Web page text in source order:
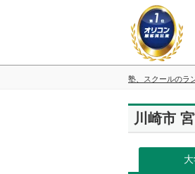
塾、スクールのラ
川崎市